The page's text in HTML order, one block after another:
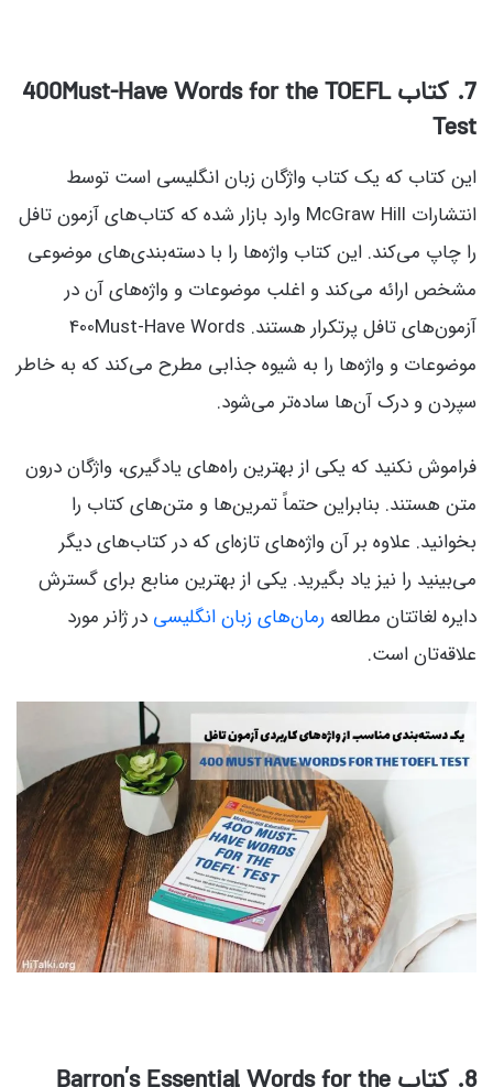
7
. کتاب 400Must-Have Words for the TOEFL
Test
این کتاب که یک کتاب واژگان زبان انگلیسی است توسط
انتشارات McGraw Hill وارد بازار شده که کتاب‌های آزمون تافل
را چاپ می‌کند. این کتاب واژه‌ها را با دسته‌بندی‌های موضوعی
مشخص ارائه می‌کند و اغلب موضوعات و واژه‌های آن در
آزمون‌های تافل پرتکرار هستند. 400Must-Have Words
موضوعات و واژه‌ها را به شیوه جذابی مطرح می‌کند که به خاطر
سپردن و درک آن‌ها ساده‌تر می‌شود.
فراموش نکنید که یکی از بهترین راه‌های یادگیری، واژگان درون
متن هستند. بنابراین حتماً تمرین‌ها و متن‌های کتاب را
بخوانید. علاوه بر آن واژه‌های تازه‌ای که در کتاب‌های دیگر
می‌بینید را نیز یاد بگیرید. یکی از بهترین منابع برای گسترش
دایره لغاتتان مطالعه رمان‌های زبان انگلیسی در ژانر مورد
علاقه‌تان است.